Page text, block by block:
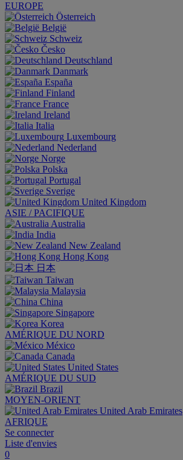
EUROPE
Österreich
België
Schweiz
Česko
Deutschland
Danmark
España
Finland
France
Ireland
Italia
Luxembourg
Nederland
Norge
Polska
Portugal
Sverige
United Kingdom
ASIE / PACIFIQUE
Australia
India
New Zealand
Hong Kong
日本
Taiwan
Malaysia
China
Singapore
Korea
AMÉRIQUE DU NORD
México
Canada
United States
AMÉRIQUE DU SUD
Brazil
MOYEN-ORIENT
United Arab Emirates
AFRIQUE
Se connecter
Liste d'envies
0